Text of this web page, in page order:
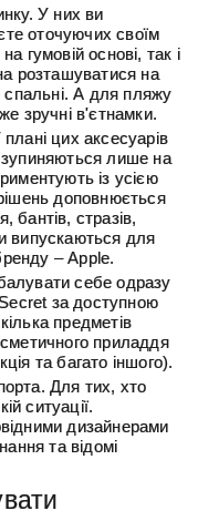
У них ви
оточуючих своїм
гумовій основі, так і
розташуватися на
спальні. А для пляжу
зручні в'єтнамки.
цих аксесуарів
зупиняються лише на
із усією
доповнюється
бантів, стразів,
випускаються для
– Apple.
себе одразу
за доступною
предметів
приладдя
та багато іншого).
Для тих, хто
ситуації.
дизайнерами
та відомі